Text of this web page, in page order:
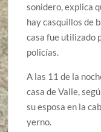
sonidero, explica
hay casquillos de
casa fue utilizado
policías.
A las 11 de la
casa de Valle,
su esposa en la
yerno.